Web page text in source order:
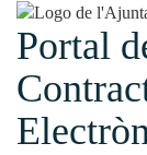
Portal